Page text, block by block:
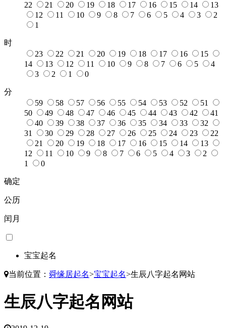
22
21 20 19 18 17 16 15 14
13
12
11 10 9 8 7 6 5 4 3
2
1
时
23
22 21 20 19 18 17 16
15
14
13 12 11 10 9 8 7 6 5
4
3
2 1 0
分
59
58 57 56 55 54 53 52
51
50
49 48 47 46 45 44 43 42
41
40
39 38 37 36 35 34 33
32
31
30 29 28 27 26 25 24 23
22
21
20 19 18 17 16 15 14
13
12
11 10 9 8 7 6 5 4 3
2
1
0
确定
公历
闰月
宝宝起名
当前位置： 舜缘居起名>宝宝起名>生辰八字起名网站
生辰八字起名网站